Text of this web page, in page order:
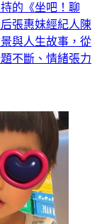
的《坐吧！聊
張惠妹經紀人陳
與人生故事，從
不斷、情緒張力